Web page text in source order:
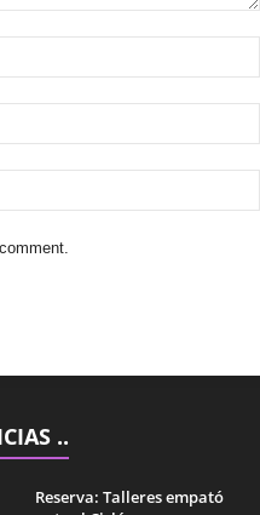
..
Reserva: Talleres empató